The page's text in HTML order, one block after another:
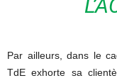
Par ailleurs, dans le
TdE exhorte sa